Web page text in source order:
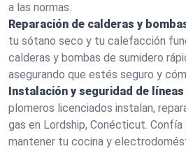
a las normas.
Reparación de calderas y
tu sótano seco y tu calefacción
calderas y bombas de sumidero
asegurando que estés seguro y
Instalación y seguridad de líneas
plomeros licenciados instalan,
gas en Lordship, Conécticut.
mantener tu cocina y